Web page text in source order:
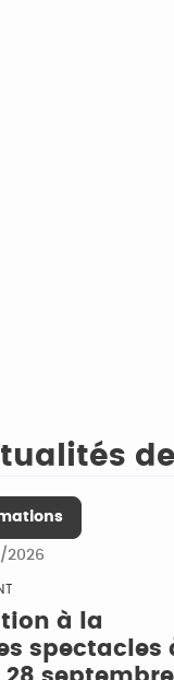
2026
à la
spectacles